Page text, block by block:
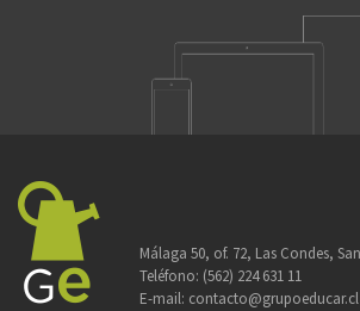
Málaga 50, of. 72, Las Condes,
Teléfono: (562) 224 631 11
E-mail: contacto@grupoeducar.cl